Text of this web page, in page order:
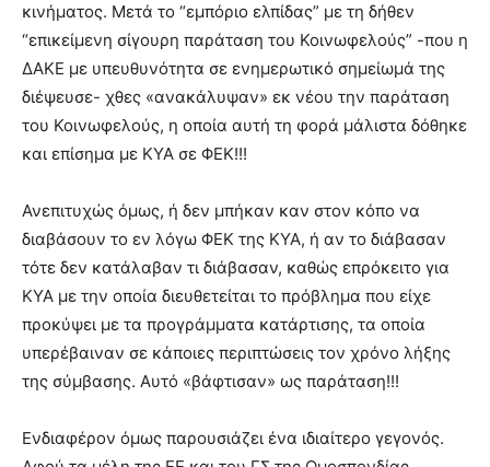
κινήματος. Μετά το “εμπόριο ελπίδας” με τη δήθεν
“επικείμενη σίγουρη παράταση του Κοινωφελούς” -που η
ΔΑΚΕ με υπευθυνότητα σε ενημερωτικό σημείωμά της
διέψευσε- χθες «ανακάλυψαν» εκ νέου την παράταση
του Κοινωφελούς, η οποία αυτή τη φορά μάλιστα δόθηκε
και επίσημα με ΚΥΑ σε ΦΕΚ!!!
Ανεπιτυχώς όμως, ή δεν μπήκαν καν στον κόπο να
διαβάσουν το εν λόγω ΦΕΚ της ΚΥΑ, ή αν το διάβασαν
τότε δεν κατάλαβαν τι διάβασαν, καθώς επρόκειτο για
ΚΥΑ με την οποία διευθετείται το πρόβλημα που είχε
προκύψει με τα προγράμματα κατάρτισης, τα οποία
υπερέβαιναν σε κάποιες περιπτώσεις τον χρόνο λήξης
της σύμβασης. Αυτό «βάφτισαν» ως παράταση!!!
Ενδιαφέρον όμως παρουσιάζει ένα ιδιαίτερο γεγονός.